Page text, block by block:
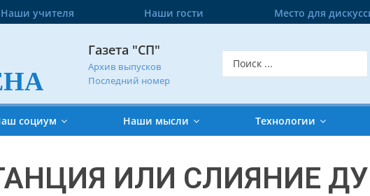
Наши учителя Наши гости Место для
Газета "СП"
Архив выпусков
Последний номер
социум Наши мысли Технологии
ИЛИ СЛИЯНИЕ